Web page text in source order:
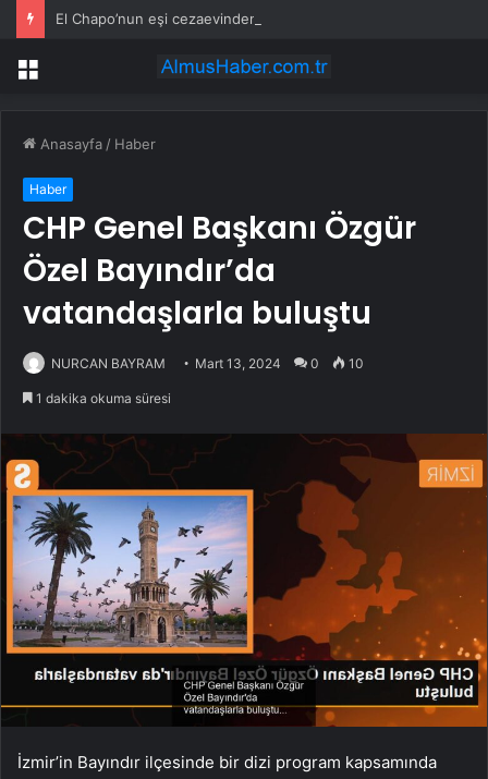
Menü
Anasayfa / Haber
Haber
CHP Genel Başkanı Özgür
Özel Bayındır’da
vatandaşlarla buluştu
NURCAN BAYRAM Mart 13, 2024 0 10
1 dakika okuma süresi
İzmir’in Bayındır ilçesinde bir dizi program kapsamında